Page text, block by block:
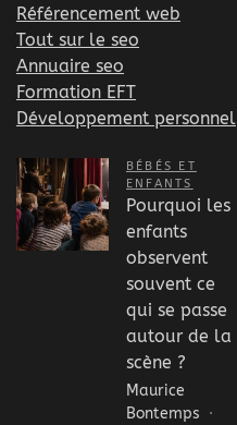
Référencement web
Tout sur le seo
Annuaire seo
Formation EFT
Développement personnel
BÉBÉS ET
ENFANTS
Pourquoi les
enfants
observent
souvent ce
qui se passe
autour de la
scène ?
Maurice
Bontemps